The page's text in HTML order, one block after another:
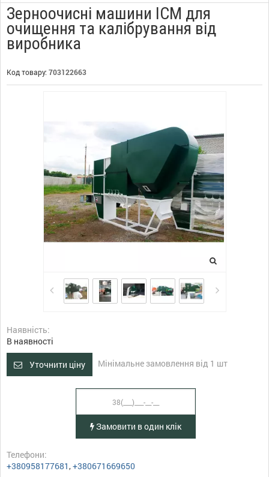
Зерноочисні машини ІСМ для
очищення та калібрування від
виробника
Код товару: 703122663
Наявність:
В наявності
Уточнити ціну Мінімальне замовлення від 1 шт
Замовити в один клік
Телефони:
+380958177681,+380671669650